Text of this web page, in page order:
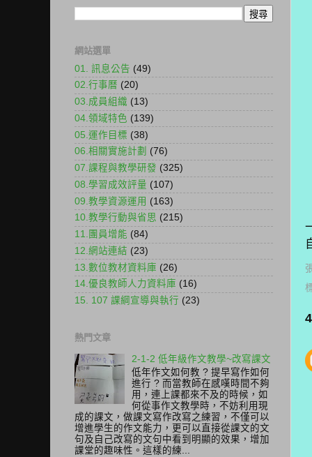
網站選單
01. 訊息公告 (49)
02.行事曆 (20)
03.成員組織 (13)
04.領域特色 (139)
05.運作目標 (38)
06.相關實施計劃 (76)
07.課程與教學研發 (325)
08.學習成效評量 (107)
09.教學資源運用 (163)
10.教學行動與省思 (215)
11.團員增能 (84)
12.網站連結 (23)
13.數位教材資料庫 (26)
14.優良教師人力資料庫 (16)
15. 107 課綱宣導與執行 (23)
熱門文章
2-1-2 低年級作文教學~改寫課文
低年作文如何教 ? 提早寫作如何
進行 ? 而當教師在感嘆時間不夠
用，連上課都來不及的時候，如
何從事作文教學時，不妨利用現
成的課文，做課文寫作改寫之練習，不僅可以
增進學生的作文能力，更可以直接從課文的文
句及自己改寫的文句中看到明顯的效果，增加
課堂的趣味性。這樣的練...